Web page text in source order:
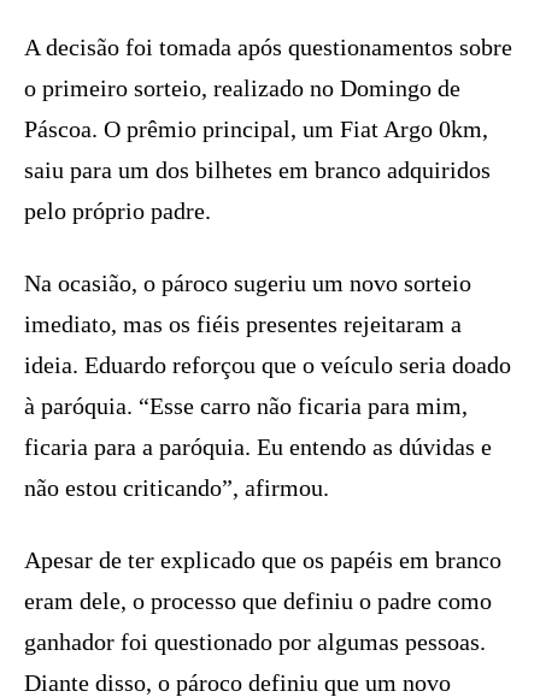
A decisão foi tomada após questionamentos sobre
o primeiro sorteio, realizado no Domingo de
Páscoa. O prêmio principal, um Fiat Argo 0km,
saiu para um dos bilhetes em branco adquiridos
pelo próprio padre.
Na ocasião, o pároco sugeriu um novo sorteio
imediato, mas os fiéis presentes rejeitaram a
ideia. Eduardo reforçou que o veículo seria doado
à paróquia. “Esse carro não ficaria para mim,
ficaria para a paróquia. Eu entendo as dúvidas e
não estou criticando”, afirmou.
Apesar de ter explicado que os papéis em branco
eram dele, o processo que definiu o padre como
ganhador foi questionado por algumas pessoas.
Diante disso, o pároco definiu que um novo